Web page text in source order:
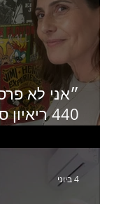
״אני לא
440
מנכ״לית
4 ביוני